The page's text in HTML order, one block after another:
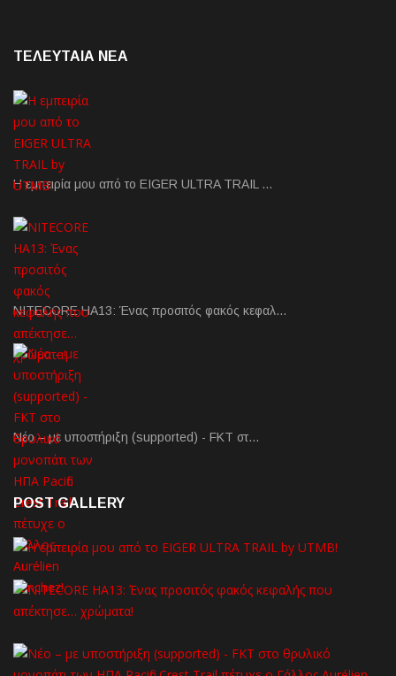
ΤΕΛΕΥΤΑΙΑ NEA
Η εμπειρία μου από το EIGER ULTRA TRAIL …
NITECORE HA13: Ένας προσιτός φακός κεφαλ…
Νέο – με υποστήριξη (supported) - FKT στ…
POST GALLERY